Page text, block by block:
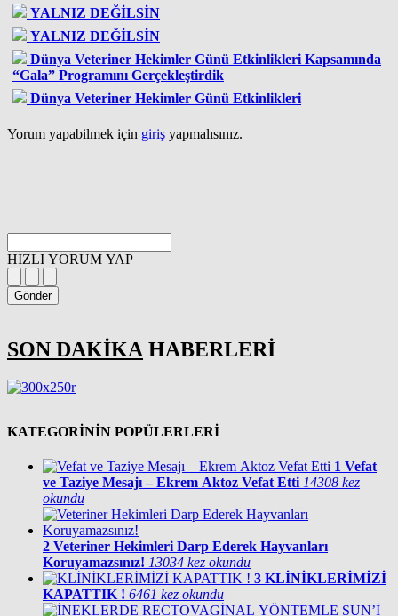
YALNIZ DEĞİLSİN
YALNIZ DEĞİLSİN
Dünya Veteriner Hekimler Günü Etkinlikleri Kapsamında
“Gala” Programını Gerçekleştirdik
Dünya Veteriner Hekimler Günü Etkinlikleri
Yorum yapabilmek için giriş yapmalısınız.
HIZLI YORUM YAP
Gönder
SON DAKİKAHABERLERİ
KATEGORİNİN POPÜLERLERİ
1 Vefat
ve Taziye Mesajı – Ekrem Aktoz Vefat Etti 14308 kez
okundu
2 Veteriner Hekimleri Darp Ederek Hayvanları
Koruyamazsınız! 13034 kez okundu
3 KLİNİKLERİMİZİ
KAPATTIK ! 6461 kez okundu